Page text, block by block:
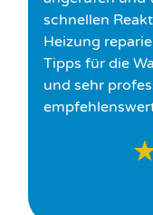
schnellen
Heizung
Tipps für die
und sehr